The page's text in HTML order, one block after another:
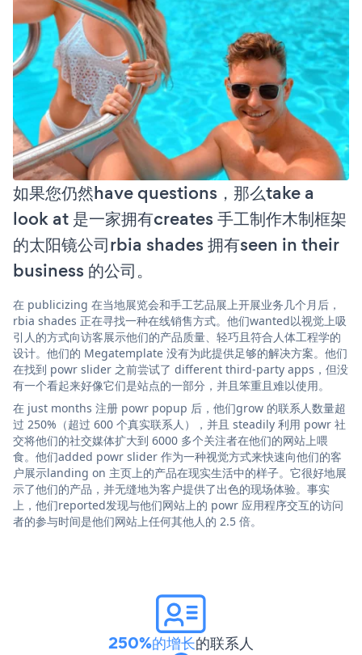
如果您仍然have questions，那么take a
look at 是一家拥有creates 手工制作木制框架
的太阳镜公司rbia shades 拥有seen in their
business 的公司。
在 publicizing 在当地展览会和手工艺品展上开展业务几个月后，
rbia shades 正在寻找一种在线销售方式。他们wanted以视觉上吸
引人的方式向访客展示他们的产品质量、轻巧且符合人体工程学的
设计。他们的 Megatemplate 没有为此提供足够的解决方案。他们
在找到 powr slider 之前尝试了 different third-party apps，但没
有一个看起来好像它们是站点的一部分，并且笨重且难以使用。
在 just months 注册 powr popup 后，他们grow 的联系人数量超
过 250%（超过 600 个真实联系人），并且 steadily 利用 powr 社
交将他们的社交媒体扩大到 6000 多个关注者在他们的网站上喂
食。他们added powr slider 作为一种视觉方式来快速向他们的客
户展示landing on 主页上的产品在现实生活中的样子。它很好地展
示了他们的产品，并无缝地为客户提供了出色的现场体验。事实
上，他们reported发现与他们网站上的 powr 应用程序交互的访问
者的参与时间是他们网站上任何其他人的 2.5 倍。
250%的增长的联系人